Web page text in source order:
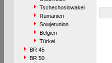
Tschechoslowakei
Rumänien
Sowjetunion
Belgien
Türkei
BR 45
BR 50